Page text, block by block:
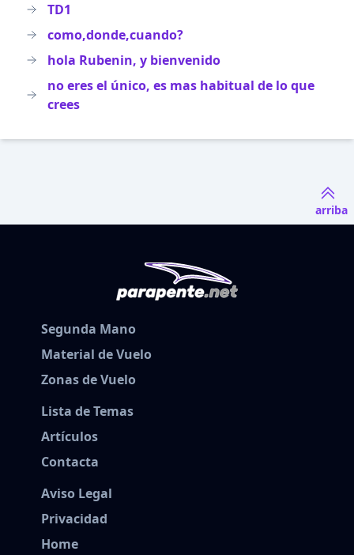
TD1
como,donde,cuando?
hola Rubenin, y bienvenido
no eres el único, es mas habitual de lo que
crees
arriba
Segunda Mano
Material de Vuelo
Zonas de Vuelo
Lista de Temas
Artículos
Contacta
Aviso Legal
Privacidad
Home